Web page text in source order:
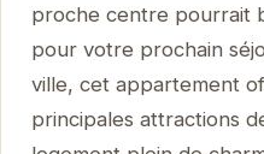
proche centre pourrait
pour votre prochain
ville, cet appartement
principales attractions